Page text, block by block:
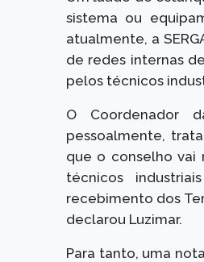
sistema ou
atualmente, a
de redes internas
pelos técnicos
O Coordenador
pessoalmente,
que o conselho vai
técnicos
recebimento dos
declarou Luzimar.
Para tanto, uma